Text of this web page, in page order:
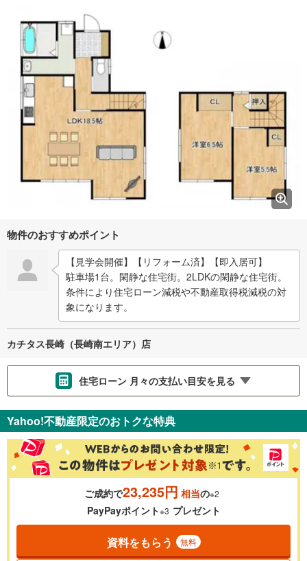
物件のおすすめポイント
【見学会開催】【リフォーム済】【即入居可】
駐車場1台。閑静な住宅街。2LDKの閑静な住宅街。
条件により住宅ローン減税や不動産取得税減税の対
象になります。
カチタス長崎（長崎南エリア）店
住宅ローン 月々の支払い目安を見る
金利 ％
0.01%
Yahoo!不動産限定のおトクな特典
ご成約で23,235円 相当の※2
PayPayポイント※3 プレゼント
資料をもらう 無料